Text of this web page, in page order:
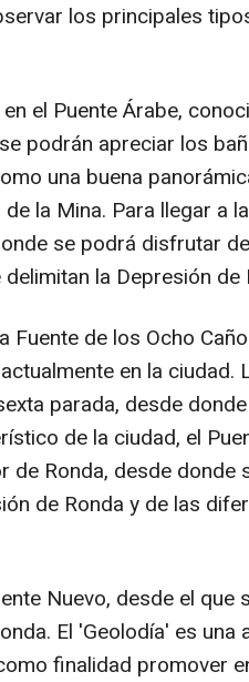
los principales
el Puente Árabe,
podrán apreciar los
una buena
la Mina. Para llegar a
se podrá disfrutar
la Depresión de
Fuente de los Ocho
en la ciudad.
parada, desde
de la ciudad, el
de Ronda, desde donde
de Ronda y de las
Nuevo, desde el que
El 'Geolodía' es una
finalidad promover